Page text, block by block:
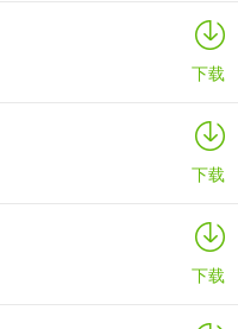
下载
下载
下载